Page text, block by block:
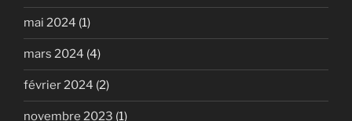
mai 2024 (1)
mars 2024 (4)
février 2024 (2)
novembre 2023 (1)